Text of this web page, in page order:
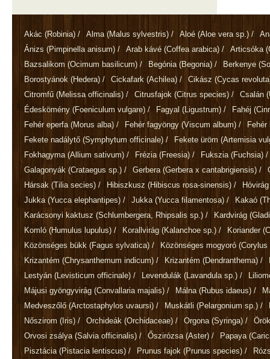
Akác (Robinia) / Alma (Malus sylvestris) / Aloé (Aloe vera sp.) /
Ánizs (Pimpinella anisum) / Arab kávé (Coffea arabica) / Articsóka
Bazsalikom (Ocimum basilicum) / Begónia (Begonia) / Berkenye
Borostyánok (Hedera) / Cickafark (Achilea) / Cikász (Cycas
Citromfű (Melissa officinalis) / Citrusfajok (Citrus species) / Csalán
Édeskömény (Foeniculum vulgare) / Fagyal (Ligustrum) / Fahéj
Fehér eperfa (Morus alba) / Fehér fagyöngy (Viscum album) /
Fekete nadálytő (Symphytum officinale) / Fekete üröm (Artemisia
Fokhagyma (Allium sativum) / Frézia (Freesia) / Fukszia (Fuchsia) /
Galagonyák (Crataegus sp.) / Gerbera (Gerbera x cantabrigiensis) /
Hársak (Tilia secies) / Hibiszkusz (Hibiscus rosa-sinensis) /
Jukka (Yucca elephantipes) / Jukka (Yucca filamentosa) / Kakaó
Karácsonyi kaktusz (Schlumbergera, Rhipsalis sp.) / Kardvirág
Komló (Humulus lupulus) / Korallvirág (Kalanchoe sp.) / Koriander
Közönséges bükk (Fagus sylvatica) / Közönséges mogyoró (Corylus
Krizantém (Chrysanthemum indicum) / Krizantém (Dendranthema) /
Lestyán (Levisticum officinale) / Levendulák (Lavandula sp.) /
Májusi gyöngyvirág (Convallaria majalis) / Málna (Rubus idaeus) /
Medveszőlő(Arctostaphylos uvaursi) / Muskátli (Pelargonium sp.) /
Nőszirom (Iris) / Orchideák (Orchidaceae) / Orgona (Syringa) /
Orvosi zsálya (Salvia officinalis) / Őszirózsa (Aster) / Papaya
Pisztácia (Pistacia lentiscus) / Prunus fajok (Prunus species) /